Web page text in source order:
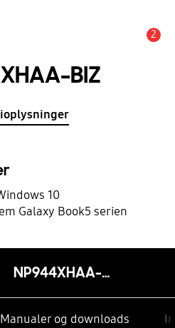
2
BIZ
10
Galaxy Book5 serien
NP944XHAA-BIZ
Manualer og downloads